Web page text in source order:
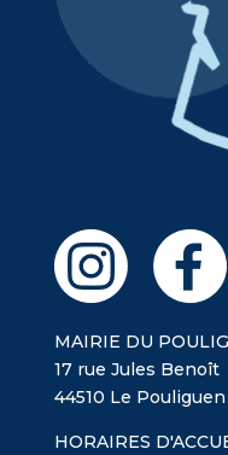
MAIRIE DU
17 rue Jules Benoît
44510 Le Pouliguen
HORAIRES